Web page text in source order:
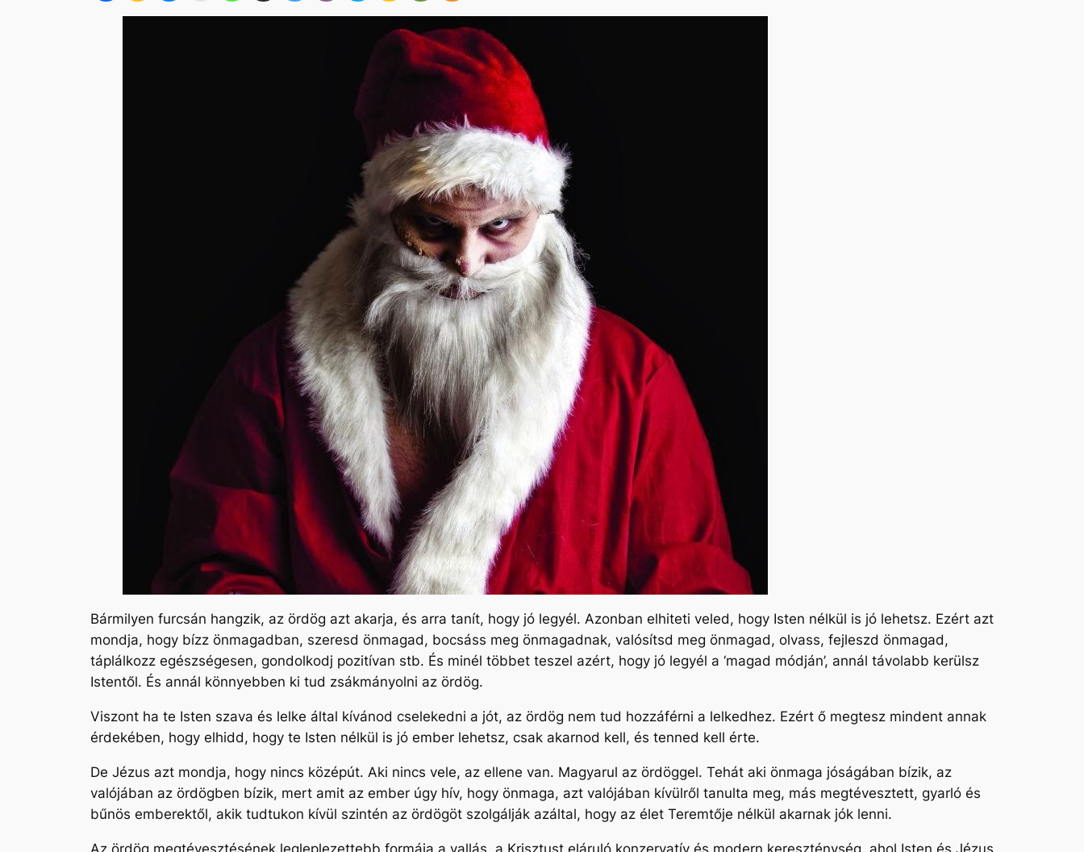
Bármilyen furcsán hangzik, az ördög azt akarja, és arra tanít, hogy jó legyél. Azonban elhiteti veled, hogy Isten nélkül is jó lehetsz. Ezért azt
mondja, hogy bízz önmagadban, szeresd önmagad, bocsáss meg önmagadnak, valósítsd meg önmagad, olvass, fejleszd önmagad,
táplálkozz egészségesen, gondolkodj pozitívan stb. És minél többet teszel azért, hogy jó legyél a ‘magad módján’, annál távolabb kerülsz
Istentől. És annál könnyebben ki tud zsákmányolni az ördög.
Viszont ha te Isten szava és lelke által kívánod cselekedni a jót, az ördög nem tud hozzáférni a lelkedhez. Ezért ő megtesz mindent annak
érdekében, hogy elhidd, hogy te Isten nélkül is jó ember lehetsz, csak akarnod kell, és tenned kell érte.
De Jézus azt mondja, hogy nincs középút. Aki nincs vele, az ellene van. Magyarul az ördöggel. Tehát aki önmaga jóságában bízik, az
valójában az ördögben bízik, mert amit az ember úgy hív, hogy önmaga, azt valójában kívülről tanulta meg, más megtévesztett, gyarló és
bűnös emberektől, akik tudtukon kívül szintén az ördögöt szolgálják azáltal, hogy az élet Teremtője nélkül akarnak jók lenni.
Az ördög megtévesztésének legleplezettebb formája a vallás, a Krisztust eláruló konzervatív és modern kereszténység, ahol Isten és Jézus